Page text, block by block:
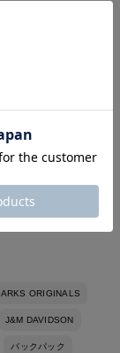
ORIGINALS
J&M DAVIDSON
バックパック